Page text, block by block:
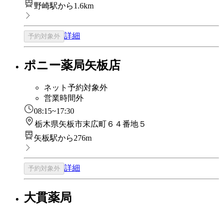
野崎駅から1.6km
予約対象外 詳細
ポニー薬局矢板店
ネット予約対象外
営業時間外
08:15~17:30
栃木県矢板市末広町６４番地５
矢板駅から276m
予約対象外 詳細
大貫薬局